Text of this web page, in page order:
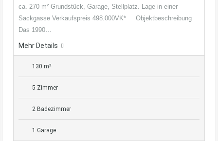
ca. 270 m² Grundstück, Garage, Stellplatz. Lage in einer
Sackgasse Verkaufspreis 498.000VK* Objektbeschreibung
Das 1990…
Mehr Details
130 m²
5 Zimmer
2 Badezimmer
1 Garage